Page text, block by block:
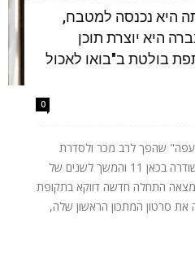
היא נכנסה למטבח,
היא יוצרת תוכן
בולטת ב"בואו לאכול
0
שהפך לרב מכר ולסדרת
הדוקו המטלטלת "אסירות" ששודרה בכאן 11 והמשך לשנים של
התחלה חדשה דווקא בתקופת
סרטון המתכון הראשון שלה,